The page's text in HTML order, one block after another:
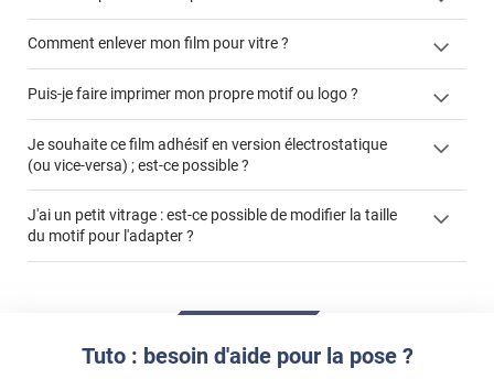
cet article
demander un devis de pose
Comment enlever mon film pour vitre ?
enlever et stocker
votre film électrostatique pour vitre
Puis-je faire imprimer mon propre motif ou logo ?
personnaliser
Je souhaite ce film adhésif en version électrostatique
(ou vice-versa) ; est-ce possible ?
J'ai un petit vitrage : est-ce possible de modifier la taille
du motif pour l'adapter ?
Tuto : besoin d'aide pour la pose ?